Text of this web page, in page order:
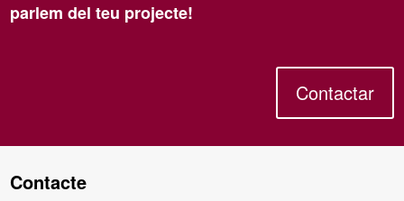
parlem del teu projecte!
Contactar
Contacte